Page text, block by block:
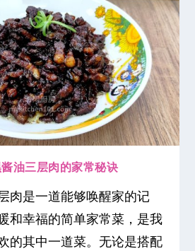
油三层肉的家常秘诀
肉是一道能够唤醒家的记
和幸福的简单家常菜，是我
的其中一道菜。无论是搭配